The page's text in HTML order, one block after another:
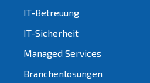
IT-Betreuung
IT-Sicherheit
Managed Services
Branchenlösungen